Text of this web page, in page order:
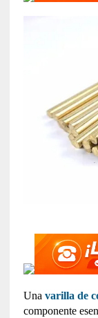
Una varilla de
componente